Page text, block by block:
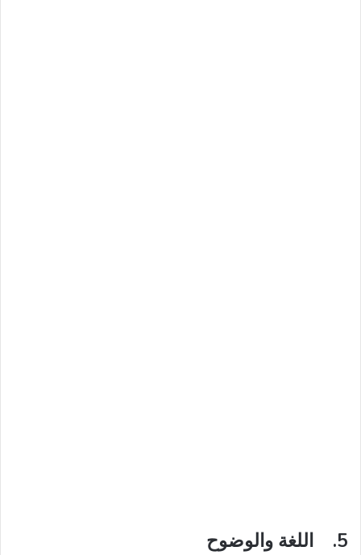
5. اللغة والوضوح